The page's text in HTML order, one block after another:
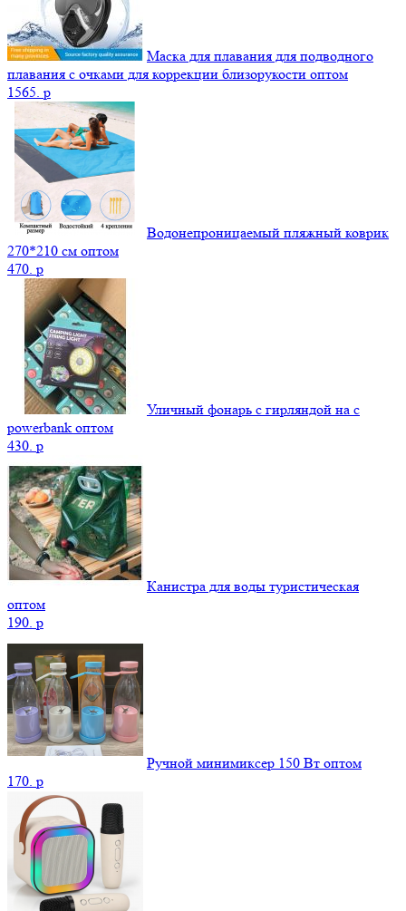
Маска для плавания для подводного
плавания с очками для коррекции близорукости оптом
1565. p
Водонепроницаемый пляжный коврик
270*210 см оптом
470. p
Уличный фонарь с гирляндой на с
powerbank оптом
430. p
Канистра для воды туристическая
оптом
190. p
Ручной минимиксер 150 Вт оптом
170. p